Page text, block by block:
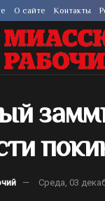
О сайте Контакты
Среда, 03